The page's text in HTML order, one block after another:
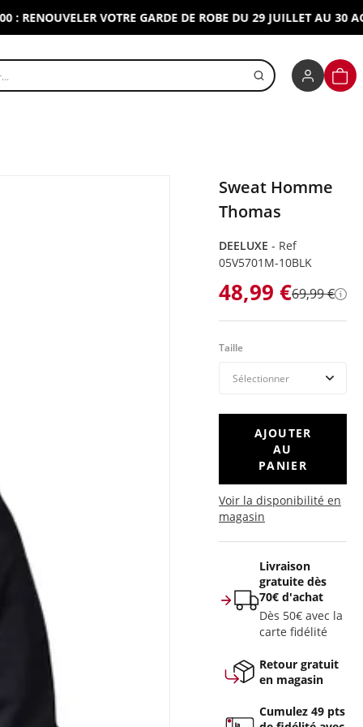
VOTRE GARDE DE ROBE DU 29 JUILLET AU 30 AOUT
un produit
Sweat Homme
Thomas
DEELUXE - Ref
05V5701M-10BLK
48,99 €69,99 €
Taille
AJOUTER
AU
PANIER
Voir la disponibilité en
magasin
Livraison
gratuite dès
70€ d'achat
Dès 50€ avec la
carte fidélité
Retour gratuit
en magasin
Cumulez 49 pts